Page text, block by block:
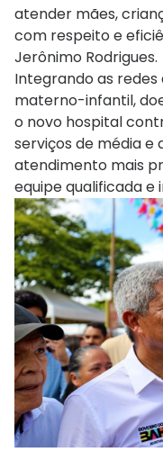
atender mães,
com respeito e
Jerônimo Rodrigues.
Integrando as redes
materno-infantil,
o novo hospital
serviços de média
atendimento mais
equipe qualificada e